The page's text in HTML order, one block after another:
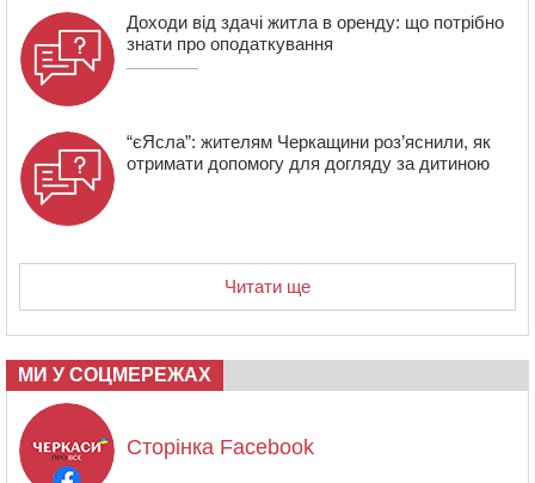
Доходи від здачі житла в оренду: що потрібно
знати про оподаткування
“єЯсла”: жителям Черкащини роз’яснили, як
отримати допомогу для догляду за дитиною
Читати ще
МИ У СОЦМЕРЕЖАХ
Сторінка Facebook